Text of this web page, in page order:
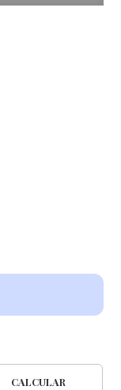
CALCULAR